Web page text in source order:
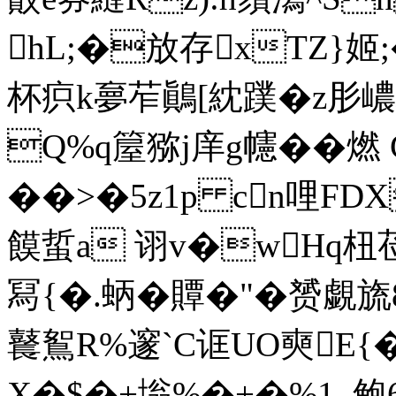
hL;�放存xTZ}姬
杯疻k夣苲鷆[紞蹼�z肜
Q%q箼猕j庠g幰��
��>�5z1p cn哩
饃蜇a 诩v�wHq杻
冩{�.蛃�贉�"�赟覷旒
鼚鴽R%邃`C诓UO奭